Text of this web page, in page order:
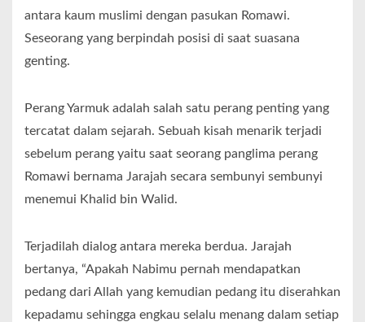
antara kaum muslimi dengan pasukan Romawi.
Seseorang yang berpindah posisi di saat suasana
genting.
Perang Yarmuk adalah salah satu perang penting yang
tercatat dalam sejarah. Sebuah kisah menarik terjadi
sebelum perang yaitu saat seorang panglima perang
Romawi bernama Jarajah secara sembunyi sembunyi
menemui Khalid bin Walid.
Terjadilah dialog antara mereka berdua. Jarajah
bertanya, “Apakah Nabimu pernah mendapatkan
pedang dari Allah yang kemudian pedang itu diserahkan
kepadamu sehingga engkau selalu menang dalam setiap